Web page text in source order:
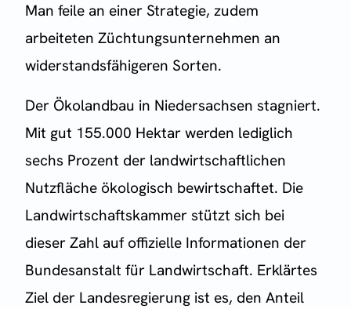
Man feile an einer Strategie, zudem
arbeiteten Züchtungsunternehmen an
widerstandsfähigeren Sorten.
Der Ökolandbau in Niedersachsen stagniert.
Mit gut 155.000 Hektar werden lediglich
sechs Prozent der landwirtschaftlichen
Nutzfläche ökologisch bewirtschaftet. Die
Landwirtschaftskammer stützt sich bei
dieser Zahl auf offizielle Informationen der
Bundesanstalt für Landwirtschaft. Erklärtes
Ziel der Landesregierung ist es, den Anteil